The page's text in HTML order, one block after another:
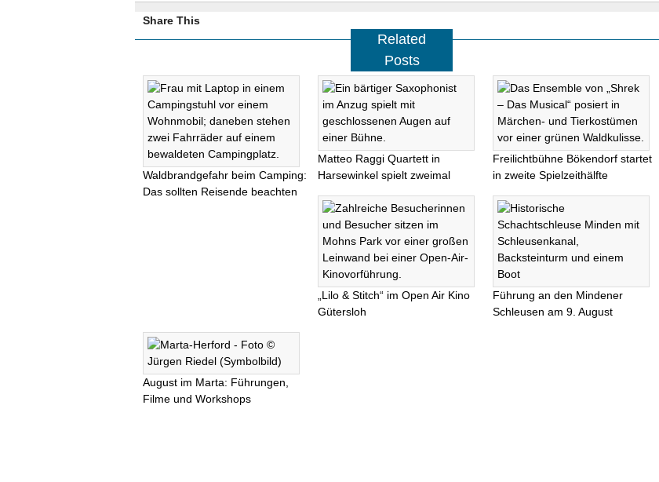
Share This
Related
Posts
Waldbrandgefahr beim Camping:
Das sollten Reisende beachten
Matteo Raggi Quartett in
Harsewinkel spielt zweimal
Freilichtbühne Bökendorf startet
in zweite Spielzeithälfte
„Lilo & Stitch“ im Open Air Kino
Gütersloh
Führung an den Mindener
Schleusen am 9. August
August im Marta: Führungen,
Filme und Workshops